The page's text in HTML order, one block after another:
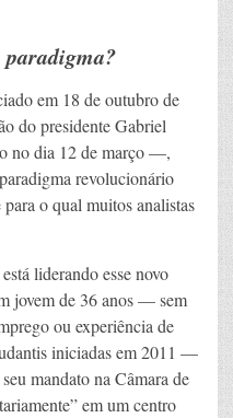
em 18 de outubro de
do presidente Gabriel
no dia 12 de março —,
revolucionário
o qual muitos analistas
liderando esse novo
jovem de 36 anos — sem
ou experiência de
iniciadas em 2011 —
mandato na Câmara de
em um centro